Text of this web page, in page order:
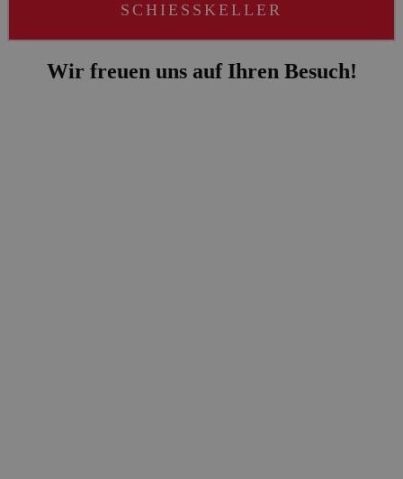
SCHIESSKELLER
Wir freuen uns auf Ihren Besuch!